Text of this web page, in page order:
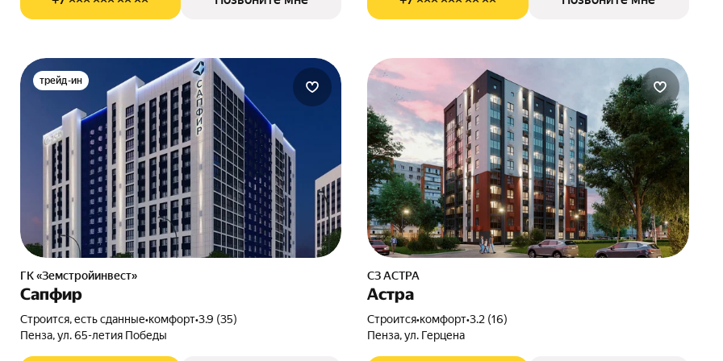
трейд-ин
ГК «Земстройинвест»
Сапфир
Строится, есть сданные•комфорт•3.9 (35)
Пенза, ул. 65-летия Победы
СЗ АСТРА
Астра
Строится•комфорт•3.2 (16)
Пенза, ул. Герцена